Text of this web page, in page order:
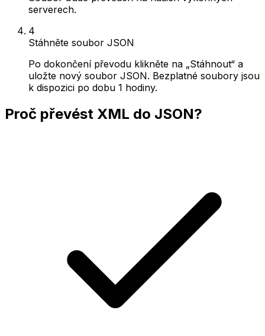
serverech.
4
Stáhněte soubor JSON
Po dokončení převodu klikněte na „Stáhnout“ a
uložte nový soubor JSON. Bezplatné soubory jsou
k dispozici po dobu 1 hodiny.
Proč převést XML do JSON?